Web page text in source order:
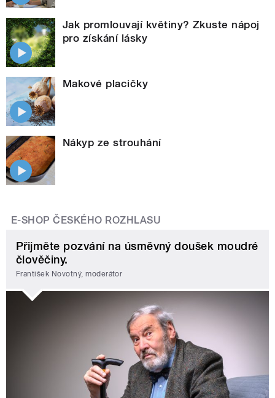
Jak promlouvají květiny? Zkuste nápoj
pro získání lásky
Makové placičky
Nákyp ze strouhání
E-SHOP ČESKÉHO ROZHLASU
Přijměte pozvání na úsměvný doušek moudré
člověčiny.
František Novotný, moderátor